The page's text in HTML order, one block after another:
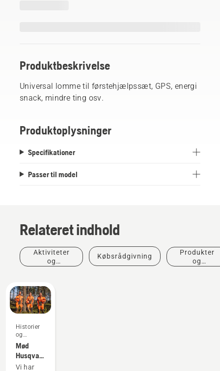
Produktbeskrivelse
Universal lomme til førstehjælpssæt, GPS, energi
snack, mindre ting osv.
Produktoplysninger
Specifikationer
Passer til model
Relateret indhold
Aktiviteter
og
Købsrådgivning
Produkter
og
Historier
og
inspiration
Mød
Husqvarna
H-
Vi har